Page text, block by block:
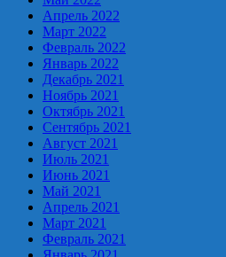
Апрель 2022
Март 2022
Февраль 2022
Январь 2022
Декабрь 2021
Ноябрь 2021
Октябрь 2021
Сентябрь 2021
Август 2021
Июль 2021
Июнь 2021
Май 2021
Апрель 2021
Март 2021
Февраль 2021